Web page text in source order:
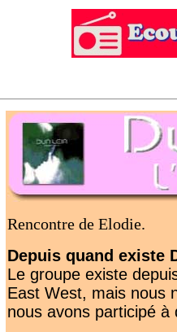
Rencontre de Elodie.
Depuis quand existe
Le groupe existe
East West, mais nous
nous avons participé